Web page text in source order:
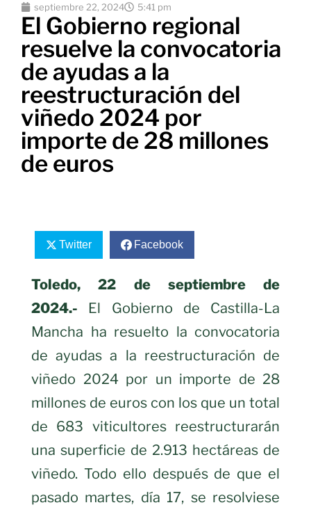
septiembre 22, 2024 5:41 pm
El Gobierno regional
resuelve la convocatoria
de ayudas a la
reestructuración del
viñedo 2024 por
importe de 28 millones
de euros
Twitter Facebook
Toledo, 22 de septiembre de
2024.- El Gobierno de Castilla-La
Mancha ha resuelto la convocatoria
de ayudas a la reestructuración de
viñedo 2024 por un importe de 28
millones de euros con los que un total
de 683 viticultores reestructurarán
una superficie de 2.913 hectáreas de
viñedo. Todo ello después de que el
pasado martes, día 17, se resolviese